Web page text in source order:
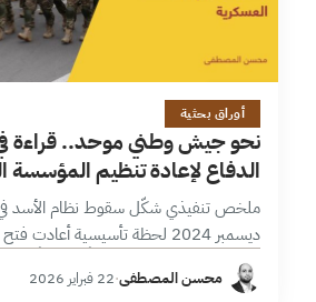
31 دقائق
أوراق بحثية
نحو جيش وطني موحد.. قراءة
الدفاع لإعادة تنظيم المؤسسة
ملخص تنفيذي شكّل سقوط نظام الأسد في
ديسمبر 2024 لحظة تأسيسية
بوصفه مؤسسة دولة لا ذراعاً سلطوياً. وفي
وتعدد فصائلي تراكم خلال…
محسن المصطفى·22 فبراير 2026